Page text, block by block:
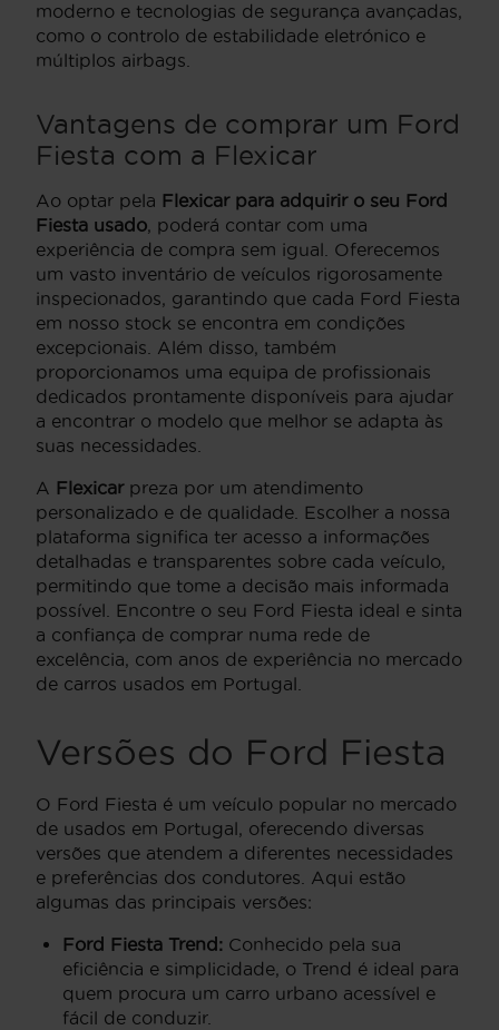
moderno e tecnologias de segurança avançadas,
como o controlo de estabilidade eletrónico e
múltiplos airbags.
Vantagens de comprar um Ford
Fiesta com a Flexicar
Ao optar pela Flexicar para adquirir o seu Ford
Fiesta usado, poderá contar com uma
experiência de compra sem igual. Oferecemos
um vasto inventário de veículos rigorosamente
inspecionados, garantindo que cada Ford Fiesta
em nosso stock se encontra em condições
excepcionais. Além disso, também
proporcionamos uma equipa de profissionais
dedicados prontamente disponíveis para ajudar
a encontrar o modelo que melhor se adapta às
suas necessidades.
A Flexicarpreza por um atendimento
personalizado e de qualidade. Escolher a nossa
plataforma significa ter acesso a informações
detalhadas e transparentes sobre cada veículo,
permitindo que tome a decisão mais informada
possível. Encontre o seu Ford Fiesta ideal e sinta
a confiança de comprar numa rede de
excelência, com anos de experiência no mercado
de carros usados em Portugal.
Versões do Ford Fiesta
O Ford Fiesta é um veículo popular no mercado
de usados em Portugal, oferecendo diversas
versões que atendem a diferentes necessidades
e preferências dos condutores. Aqui estão
algumas das principais versões:
Ford Fiesta Trend: Conhecido pela sua
eficiência e simplicidade, o Trend é ideal para
quem procura um carro urbano acessível e
fácil de conduzir.